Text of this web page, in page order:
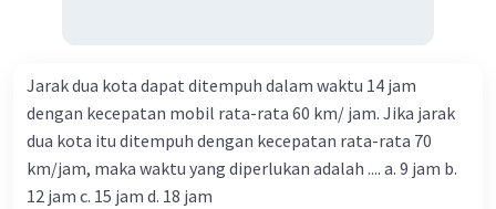
Jarak dua kota dapat ditempuh dalam waktu 14 jam
dengan kecepatan mobil rata-rata 60 km/ jam. Jika jarak
dua kota itu ditempuh dengan kecepatan rata-rata 70
km/jam, maka waktu yang diperlukan adalah .... a. 9 jam b.
12 jam c. 15 jam d. 18 jam